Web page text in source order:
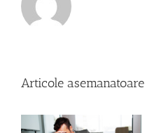
Articole asemanatoare